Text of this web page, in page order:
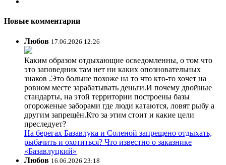
Новые комментарии
Любов 17.06.2026 12:26
Каким образом отдыхающие осведомленны, о том что
это заповедник там нет ни каких опозновательных
знаков .Это больше похоже на то что кто-то хочет на
ровном месте зарабатывать деньги.И почему двойные
стандарты, на этой территории построены базы
огороженые заборами где люди катаются, ловят рыбу а
другим запрещён.Кто за этим стоит и какие цели
преследует?
На берегах Базавлука и Соленой запрещено отдыхать,
рыбачить и охотиться? Что известно о заказнике
«Базавлуцкий»
Любов 16.06.2026 23:18